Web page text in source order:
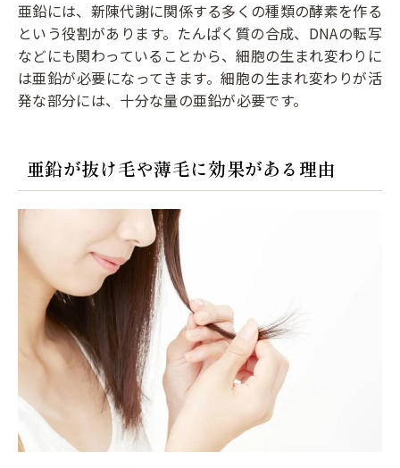
亜鉛には、新陳代謝に関係する多くの種類の酵素を作る
という役割があります。たんぱく質の合成、DNAの転写
などにも関わっていることから、細胞の生まれ変わりに
は亜鉛が必要になってきます。細胞の生まれ変わりが活
発な部分には、十分な量の亜鉛が必要です。
亜鉛が抜け毛や薄毛に効果がある理由